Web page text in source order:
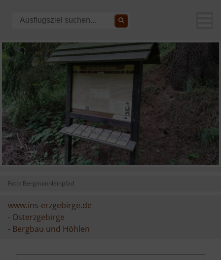
Foto: Bergmännleinpfad
www.ins-erzgebirge.de
- Osterzgebirge
- Bergbau und Höhlen